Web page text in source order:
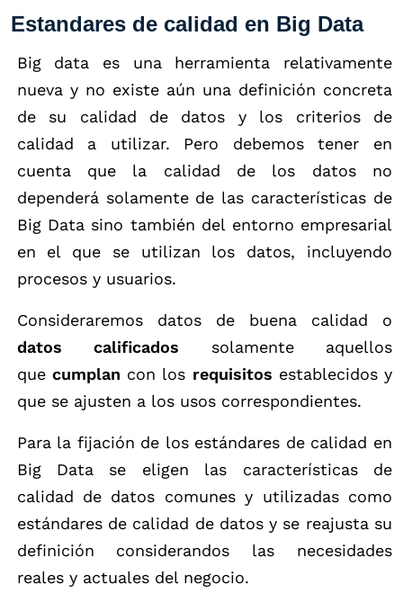
Estandares de calidad en Big Data
Big data es una herramienta relativamente
nueva y no existe aún una definición concreta
de su calidad de datos y los criterios de
calidad a utilizar. Pero debemos tener en
cuenta que la calidad de los datos no
dependerá solamente de las características de
Big Data sino también del entorno empresarial
en el que se utilizan los datos, incluyendo
procesos y usuarios.
Consideraremos datos de buena calidad o
datos calificados solamente aquellos
que cumplan con los requisitos establecidos y
que se ajusten a los usos correspondientes.
Para la fijación de los estándares de calidad en
Big Data se eligen las características de
calidad de datos comunes y utilizadas como
estándares de calidad de datos y se reajusta su
definición considerandos las necesidades
reales y actuales del negocio.